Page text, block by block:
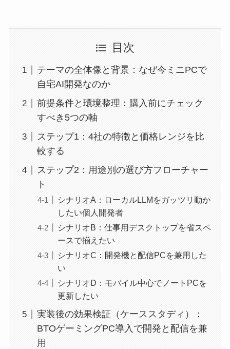
目次
テーマの全体像と背景：なぜ今ミニPCで
自宅AI開発なのか
前提条件と環境整理：購入前にチェック
すべき5つの軸
ステップ1：4社の特徴と価格レンジを比
較する
ステップ2：用途別の選び方フローチャー
ト
シナリオA：ローカルLLMをガッツリ動か
したい個人開発者
シナリオB：仕事用デスクトップを省スペ
ースで揃えたい
シナリオC：開発機と配信PCを兼用した
い
シナリオD：モバイル中心でノートPCを
更新したい
実装後の効果検証（ケーススタディ）：
BTOゲーミングPC導入で開発と配信を兼
用